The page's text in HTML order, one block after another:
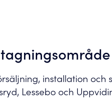
installation och
Lessebo och